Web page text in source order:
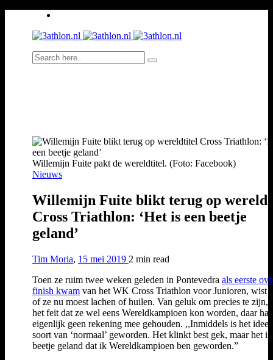
Willemijn Fuite pakt de wereldtitel. (Foto: Facebook)
Nieuws
Willemijn Fuite blikt terug op
Cross Triathlon: ‘Het is een beetje
geland’
Tim Moria, 15 mei 2019 2 min read
Toen ze ruim twee weken geleden in Pontevedra als eerste
finish kwam van het WK Cross Triathlon voor Junioren, wist
of ze nu moest lachen of huilen. Van geluk om precies te zijn,
het feit dat ze wel eens Wereldkampioen kon worden, daar
eigenlijk geen rekening mee gehouden. ,,Inmiddels is het idee
soort van ‘normaal’ geworden. Het klinkt best gek, maar het is
beetje geland dat ik Wereldkampioen ben geworden.”